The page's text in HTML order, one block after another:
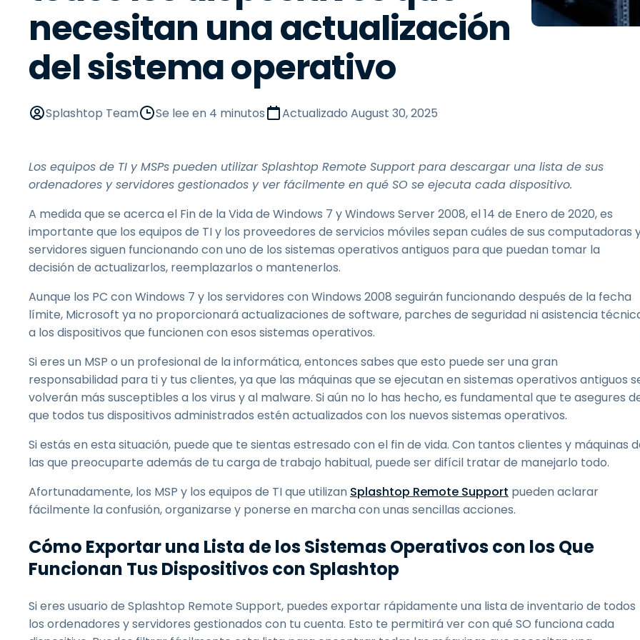
Acceso remoto a través
de RDP/SSH/VNC
Seguridad del punto final
necesidades
sectores
necesitan una actualización
del sistema operativo
Splashtop Team Se lee en 4 minutos Actualizado August 30, 2025
Los equipos de TI y MSPs pueden utilizar Splashtop Remote Support para descargar una lista de sus
ordenadores y servidores gestionados y ver fácilmente en qué SO se ejecuta cada dispositivo.
A medida que se acerca el Fin de la Vida de Windows 7 y Windows Server 2008, el 14 de Enero de 2020, es
importante que los equipos de TI y los proveedores de servicios móviles sepan cuáles de sus computadoras
servidores siguen funcionando con uno de los sistemas operativos antiguos para que puedan tomar la
decisión de actualizarlos, reemplazarlos o mantenerlos.
Aunque los PC con Windows 7 y los servidores con Windows 2008 seguirán funcionando después de la fecha
límite, Microsoft ya no proporcionará actualizaciones de software, parches de seguridad ni asistencia
a los dispositivos que funcionen con esos sistemas operativos.
Si eres un MSP o un profesional de la informática, entonces sabes que esto puede ser una gran
responsabilidad para ti y tus clientes, ya que las máquinas que se ejecutan en sistemas operativos antiguos
volverán más susceptibles a los virus y al malware. Si aún no lo has hecho, es fundamental que te asegures
que todos tus dispositivos administrados estén actualizados con los nuevos sistemas operativos.
Si estás en esta situación, puede que te sientas estresado con el fin de vida. Con tantos clientes y máquinas
las que preocuparte además de tu carga de trabajo habitual, puede ser difícil tratar de manejarlo todo.
Afortunadamente, los MSP y los equipos de TI que utilizan Splashtop Remote Support pueden aclarar
fácilmente la confusión, organizarse y ponerse en marcha con unas sencillas acciones.
Cómo Exportar una Lista de los Sistemas Operativos con los Que
Funcionan Tus Dispositivos con Splashtop
Si eres usuario de Splashtop Remote Support, puedes exportar rápidamente una lista de inventario de todos
los ordenadores y servidores gestionados con tu cuenta. Esto te permitirá ver con qué SO funciona cada